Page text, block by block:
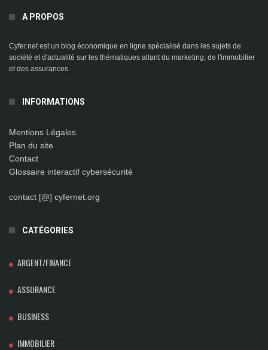
A PROPOS
Cyfer.net est un blog économique en ligne spécialisé dans les sujets de
société et d'actualité sur les thématiques allant du marketing, de l'immobilier
et des assurances.
INFORMATIONS
Mentions Légales
Plan du site
Contact
Glossaire interactif cybersécurité
contact [@] cyfernet.org
CATÉGORIES
ARGENT/FINANCE
ASSURANCE
BUSINESS
IMMOBILIER